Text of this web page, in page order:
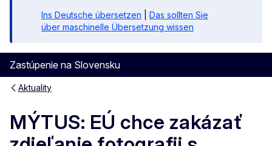
Ins Deutsche übersetzen
Das sollten Sie
über maschinelle Übersetzung wissen
Zastúpenie na Slovensku
Aktuality
MÝTUS: EÚ chce zakázať